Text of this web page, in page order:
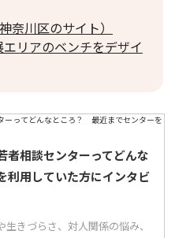
奈川区のサイト）
エリアのベンチをデザイ
者相談センターってどんな
用していた方にインタビ
きづらさ、対人関係の悩み、